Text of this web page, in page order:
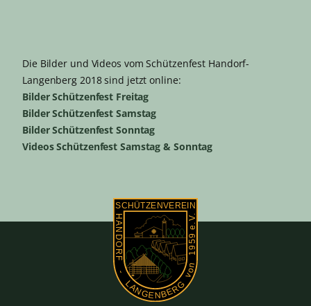
Die Bilder und Videos vom Schützenfest Handorf-
Langenberg 2018 sind jetzt online:
Bilder Schützenfest Freitag
Bilder Schützenfest Samstag
Bilder Schützenfest Sonntag
Videos Schützenfest Samstag & Sonntag